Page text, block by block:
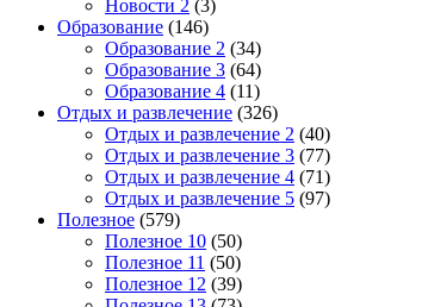
Новости 2 (3)
Образование (146)
Образование 2 (34)
Образование 3 (64)
Образование 4 (11)
Отдых и развлечение (326)
Отдых и развлечение 2 (40)
Отдых и развлечение 3 (77)
Отдых и развлечение 4 (71)
Отдых и развлечение 5 (97)
Полезное (579)
Полезное 10 (50)
Полезное 11 (50)
Полезное 12 (39)